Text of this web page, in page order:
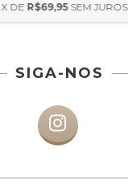
X DE R$69,95 SEM JUROS
SIGA-NOS